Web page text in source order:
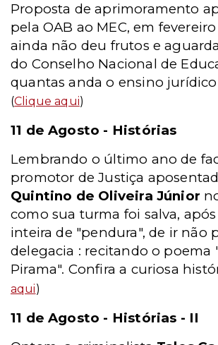
Proposta de aprimoramento
pela OAB ao MEC, em fevereiro
ainda não deu frutos e
do Conselho Nacional de
quantas anda o ensino
(Clique aqui)
11 de Agosto - Histórias
Lembrando o último ano de
promotor de Justiça
Quintino de Oliveira Júnior
como sua turma foi salva,
inteira de "pendura", de ir não
delegacia : recitando o poema
Pirama". Confira a curiosa
aqui)
11 de Agosto - Histórias - II